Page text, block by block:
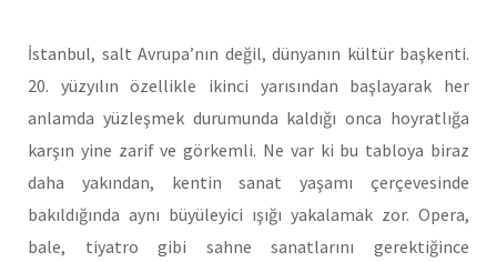
İstanbul, salt Avrupa’nın değil, dünyanın kültür başkenti.
20. yüzyılın özellikle ikinci yarısından başlayarak her
anlamda yüzleşmek durumunda kaldığı onca hoyratlığa
karşın yine zarif ve görkemli. Ne var ki bu tabloya biraz
daha yakından, kentin sanat yaşamı çerçevesinde
bakıldığında aynı büyüleyici ışığı yakalamak zor. Opera,
bale, tiyatro gibi sahne sanatlarını gerektiğince